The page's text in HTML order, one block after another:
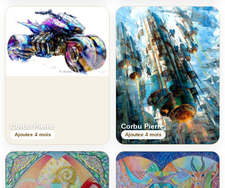
Corbu Pierre
Ajoutee 4 mois
Corbu Pierre
Ajoutee 4 mois